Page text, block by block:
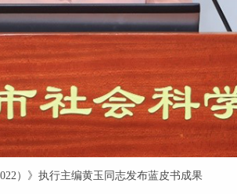
）》执行主编黄玉同志发布蓝皮书成果